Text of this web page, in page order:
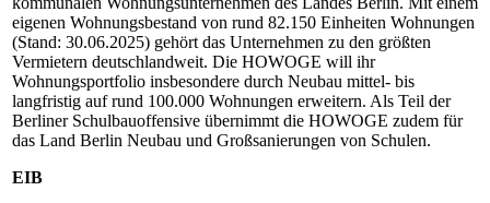
eigenen Wohnungsbestand von rund 82.150 Einheiten Wohnungen
(Stand: 30.06.2025) gehört das Unternehmen zu den größten
Vermietern deutschlandweit. Die HOWOGE will ihr
Wohnungsportfolio insbesondere durch Neubau mittel- bis
langfristig auf rund 100.000 Wohnungen erweitern. Als Teil der
Berliner Schulbauoffensive übernimmt die HOWOGE zudem für
das Land Berlin Neubau und Großsanierungen von Schulen.
EIB